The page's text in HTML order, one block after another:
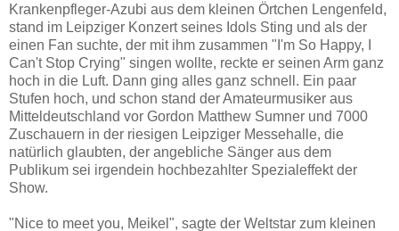
Krankenpfleger-Azubi aus dem kleinen Örtchen Lengenfeld,
stand im Leipziger Konzert seines Idols Sting und als der
einen Fan suchte, der mit ihm zusammen "I'm So Happy, I
Can't Stop Crying" singen wollte, reckte er seinen Arm ganz
hoch in die Luft. Dann ging alles ganz schnell. Ein paar
Stufen hoch, und schon stand der Amateurmusiker aus
Mitteldeutschland vor Gordon Matthew Sumner und 7000
Zuschauern in der riesigen Leipziger Messehalle, die
natürlich glaubten, der angebliche Sänger aus dem
Publikum sei irgendein hochbezahlter Spezialeffekt der
Show.
"Nice to meet you, Meikel", sagte der Weltstar zum kleinen